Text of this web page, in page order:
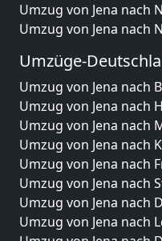
Umzug von Jena nach
Umzug von Jena nach
Umzüge-
Umzug von Jena nach
Umzug von Jena nach
Umzug von Jena nach
Umzug von Jena nach
Umzug von Jena nach
Umzug von Jena nach
Umzug von Jena nach
Umzug von Jena nach